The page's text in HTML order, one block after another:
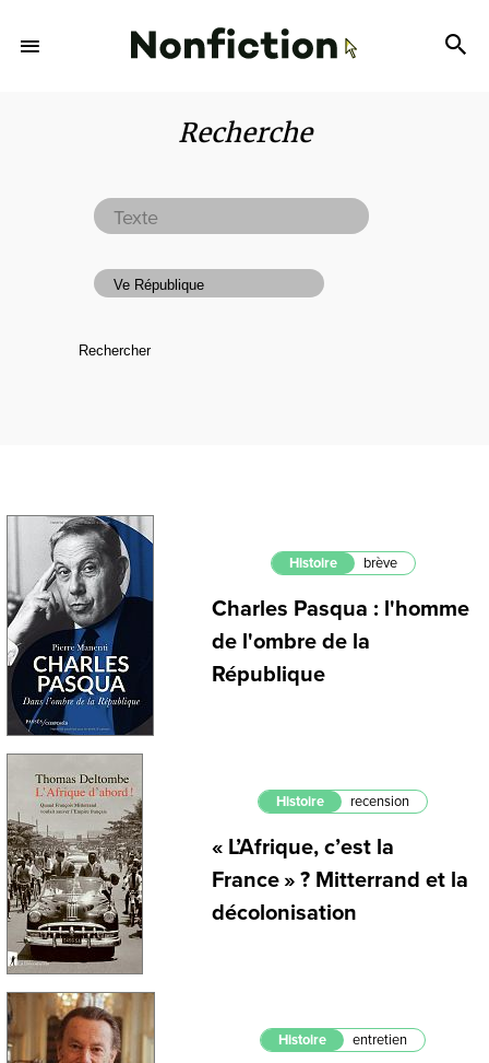
Recherche
Histoire brève
Charles Pasqua : l'homme
de l'ombre de la
République
Histoire recension
« L’Afrique, c’est la
France » ? Mitterrand et la
décolonisation
Histoire entretien